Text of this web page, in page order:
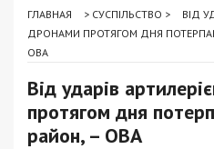
ГЛАВНАЯ > СУСПІЛЬСТВО >
ВІД
ДРОНАМИ ПРОТЯГОМ ДНЯ
ОВА
Від ударів
протягом дня
район, – ОВА